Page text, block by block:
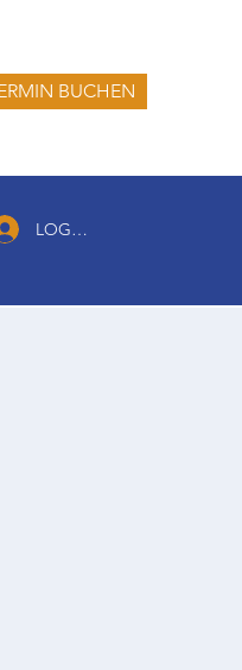
BUCHEN
LOG IN